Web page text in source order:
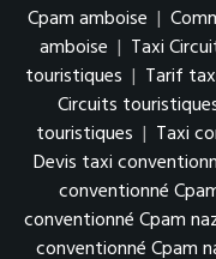
Cpam amboise |
amboise | Taxi
touristiques | Tarif
Circuits
touristiques | Taxi
Devis taxi
conventionné
conventionné Cpam
conventionné Cpam